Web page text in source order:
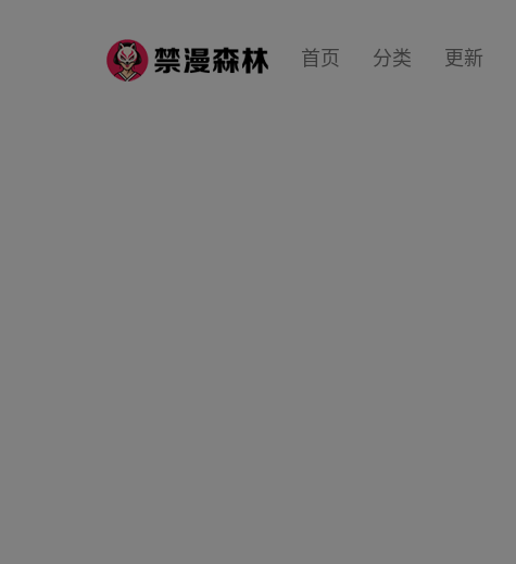
首页 分类 更新